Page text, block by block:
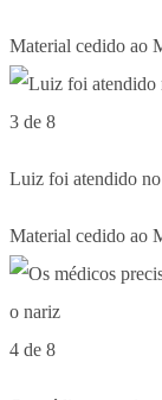
Material cedido ao
3 de 8
Luiz foi atendido
Material cedido ao
4 de 8